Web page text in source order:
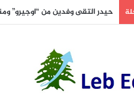
حيدر التقى وفدين من “اوجيرو”